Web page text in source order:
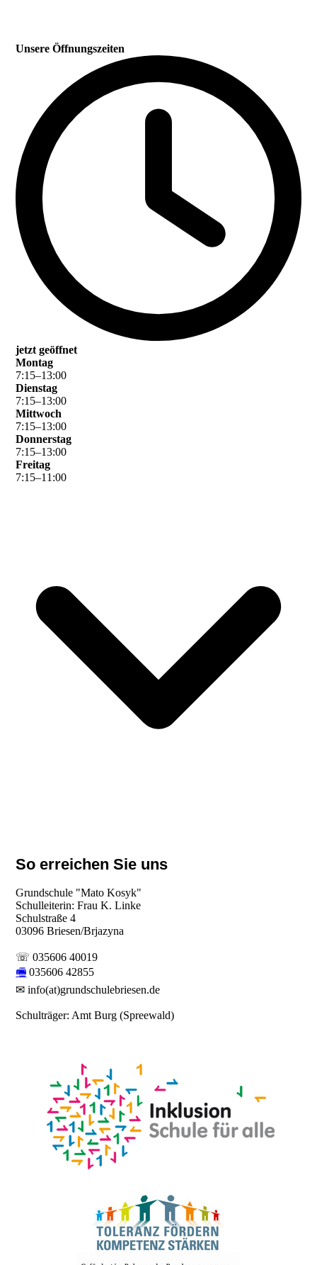
Unsere Öffnungszeiten
jetzt geöffnet
Montag
7:15–13:00
Dienstag
7:15–13:00
Mittwoch
7:15–13:00
Donnerstag
7:15–13:00
Freitag
7:15–11 :00
So erreichen Sie uns
Grundschule "Mato Kosyk"
Schulleiterin: Frau K. Linke
Schulstraße 4
03096 Briesen/Brjazyna
☏ 035606 40019
🖷 035606 42855
✉ info(at)grundschulebriesen.de
Schulträger: Amt Burg (Spreewald)